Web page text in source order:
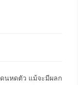
นหดตัว แม้จะมีผลก